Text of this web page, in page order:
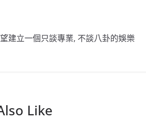
建立一個只談專業, 不談八卦的娛樂
Like